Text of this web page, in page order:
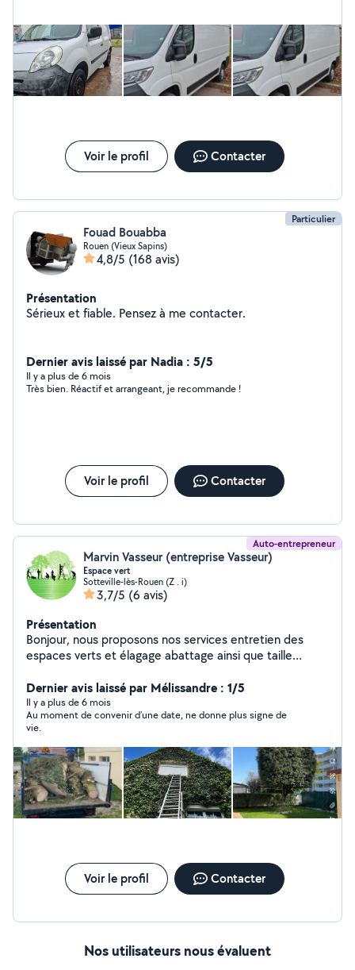
Voir le profil Contacter
Particulier
Fouad Bouabba
Rouen (Vieux Sapins)
4,8/5 (168 avis)
Présentation
Sérieux et fiable. Pensez à me contacter.
Dernier avis laissé par Nadia : 5/5
Il y a plus de 6 mois
Très bien. Réactif et arrangeant, je recommande !
Voir le profil Contacter
Auto-entrepreneur
Marvin Vasseur (entreprise Vasseur)
Espace vert
Sotteville-lès-Rouen (Z . i)
3,7/5 (6 avis)
Présentation
Bonjour, nous proposons nos services entretien des
espaces verts et élagage abattage ainsi que taille
vous pouvez aussi nous retrouver sur notre site
partenaire PagesJaunes merci
Dernier avis laissé par Mélissandre : 1/5
Il y a plus de 6 mois
Au moment de convenir d’une date, ne donne plus signe de
vie.
Voir le profil Contacter
Nos utilisateurs nous évaluent